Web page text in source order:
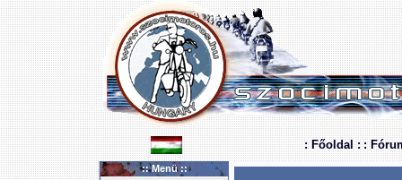
: Főoldal : :
:: Menü ::